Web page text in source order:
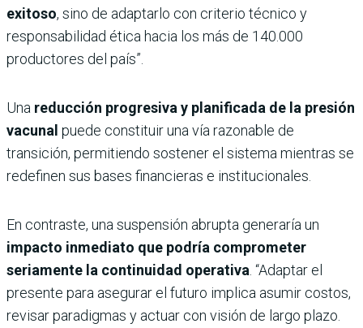
exitoso, sino de adaptarlo con criterio técnico y
responsabilidad ética hacia los más de 140.000
productores del país”.
Una reducción progresiva y planificada de la presión
vacunal puede constituir una vía razonable de
transición, permitiendo sostener el sistema mientras se
redefinen sus bases financieras e institucionales.
En contraste, una suspensión abrupta generaría un
impacto inmediato que podría comprometer
seriamente la continuidad operativa . “Adaptar el
presente para asegurar el futuro implica asumir costos,
revisar paradigmas y actuar con visión de largo plazo.